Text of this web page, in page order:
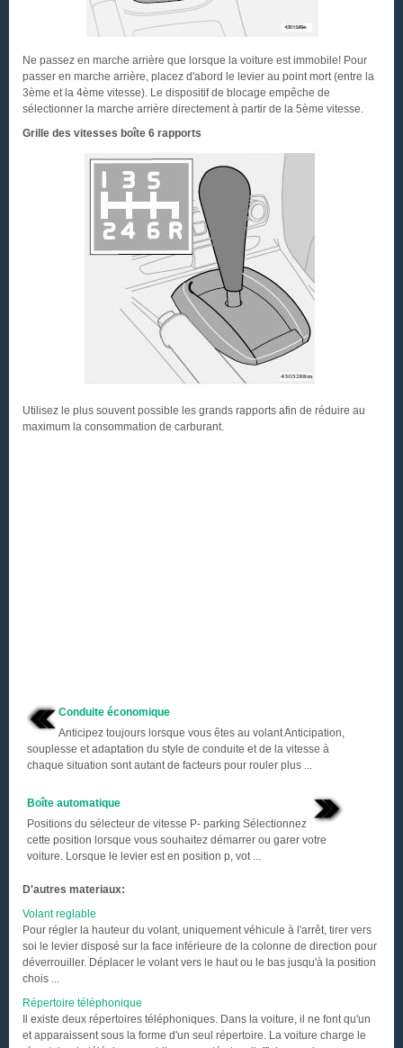
Ne passez en marche arrière que lorsque la voiture est immobile! Pour
passer en marche arrière, placez d'abord le levier au point mort (entre la
3ème et la 4ème vitesse). Le dispositif de blocage empêche de
sélectionner la marche arrière directement à partir de la 5ème vitesse.
Grille des vitesses boîte 6 rapports
Utilisez le plus souvent possible les grands rapports afin de réduire au
maximum la consommation de carburant.
Conduite économique
Anticipez toujours lorsque vous êtes au volant Anticipation,
souplesse et adaptation du style de conduite et de la vitesse à
chaque situation sont autant de facteurs pour rouler plus ...
Boîte automatique
Positions du sélecteur de vitesse P- parking Sélectionnez
cette position lorsque vous souhaitez démarrer ou garer votre
voiture. Lorsque le levier est en position p, vot ...
D'autres materiaux:
Volant reglable
Pour régler la hauteur du volant, uniquement véhicule à l'arrêt, tirer vers
soi le levier disposé sur la face inférieure de la colonne de direction pour
déverrouiller. Déplacer le volant vers le haut ou le bas jusqu'à la position
chois ...
Répertoire téléphonique
Il existe deux répertoires téléphoniques. Dans la voiture, il ne font qu'un
et apparaissent sous la forme d'un seul répertoire. La voiture charge le